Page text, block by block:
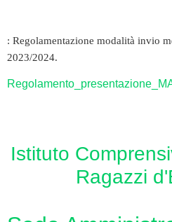
: Regolamentazione modalità invio
2023/2024.
Istituto
Ragazzi